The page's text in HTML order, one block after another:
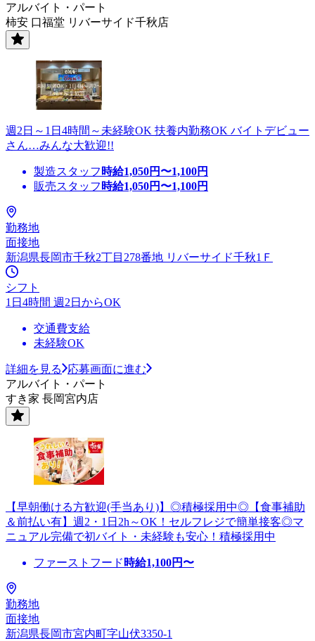
アルバイト・パート
柿安 口福堂 リバーサイド千秋店
週2日～1日4時間～未経験OK 扶養内勤務OK バイトデビュー
さん…みんな大歓迎!!
製造スタッフ 時給1,050円〜1,100円
販売スタッフ 時給1,050円〜1,100円
勤務地
面接地
新潟県長岡市千秋2丁目278番地 リバーサイド千秋1Ｆ
シフト
1日4時間 週2日からOK
交通費支給
未経験OK
詳細を見る
応募画面に進む
アルバイト・パート
すき家 長岡宮内店
【早朝働ける方歓迎(手当あり)】◎積極採用中◎【食事補助
＆前払い有】週2・1日2h～OK！セルフレジで簡単接客◎マ
ニュアル完備で初バイト・未経験も安心！積極採用中
ファーストフード 時給1,100円〜
勤務地
面接地
新潟県長岡市宮内町字山伏3350-1